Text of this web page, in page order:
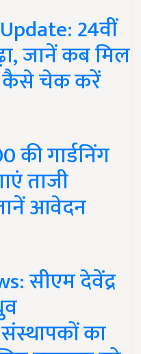
24वीं
जानें कब मिल
कैसे चेक करें
की गार्डनिंग
ताजी
आवेदन
सीएम देवेंद्र
का